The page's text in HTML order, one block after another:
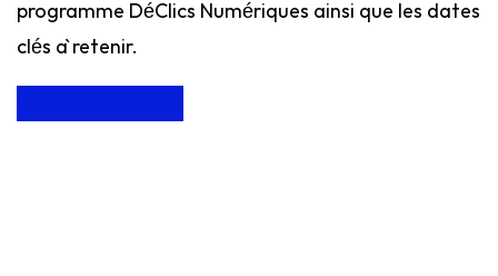
programme DéClics Numériques ainsi que les dates
clés à retenir.